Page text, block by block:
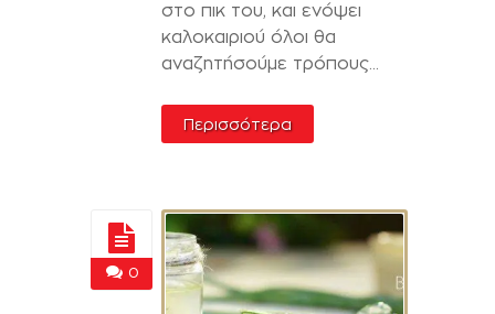
στο πικ του, και ενόψει
καλοκαιριού όλοι θα
αναζητήσούμε τρόπους...
Περισσότερα
0